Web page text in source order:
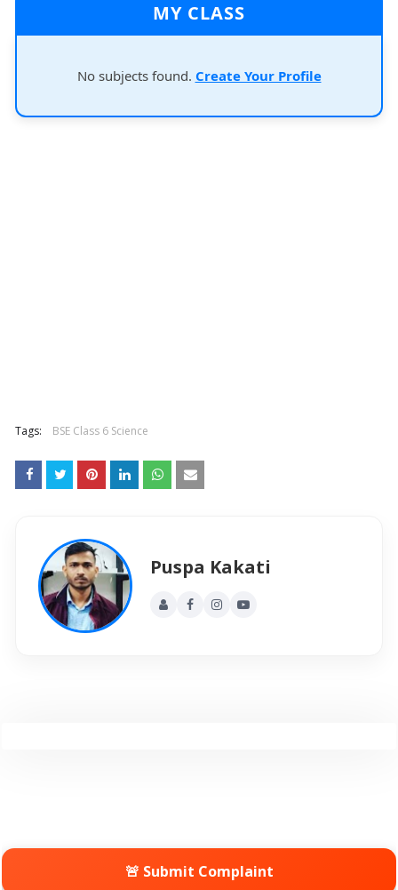
MY CLASS
No subjects found. Create Your Profile
Tags: BSE Class 6 Science
Puspa Kakati
🚨 Submit Complaint